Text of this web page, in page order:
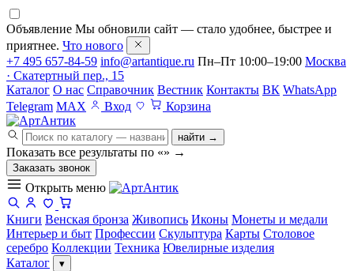
Объявление Мы обновили сайт — стало удобнее, быстрее и
приятнее. Что нового
+7 495 657-84-59 info@artantique.ru Пн–Пт 10:00–19:00 Москва
· Скатертный пер., 15
Каталог О нас Справочник Вестник Контакты ВК WhatsApp
Telegram MAX Вход Корзина
найти →
Показать все результаты по «» →
Заказать звонок
Открыть меню
Книги Венская бронза Живопись Иконы Монеты и медали
Интерьер и быт Профессии Скульптура Карты Столовое
серебро Коллекции Техника Ювелирные изделия
Каталог
▾